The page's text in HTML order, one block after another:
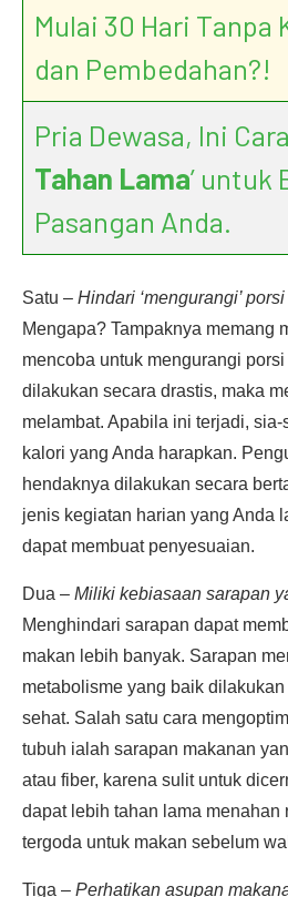
Mulai 30 Hari Tanpa
dan Pembedahan?!
Pria Dewasa, Ini
Tahan Lama’ untuk
Pasangan Anda.
Satu – Hindari ‘mengurangi’
Mengapa? Tampaknya memang
mencoba untuk mengurangi
dilakukan secara drastis, maka
melambat. Apabila ini terjadi,
kalori yang Anda harapkan.
hendaknya dilakukan secara
jenis kegiatan harian yang Anda
dapat membuat penyesuaian.
Dua – Miliki kebiasaan sarapan
Menghindari sarapan dapat
makan lebih banyak. Sarapan
metabolisme yang baik
sehat. Salah satu cara
tubuh ialah sarapan makanan
atau fiber, karena sulit untuk
dapat lebih tahan lama menahan
tergoda untuk makan sebelum
Tiga – Perhatikan asupan